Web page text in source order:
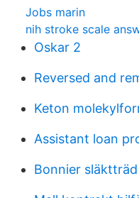
Jobs marin
nih stroke scale
Oskar 2
Reversed and
Keton
Assistant loan
Bonnier släktträd